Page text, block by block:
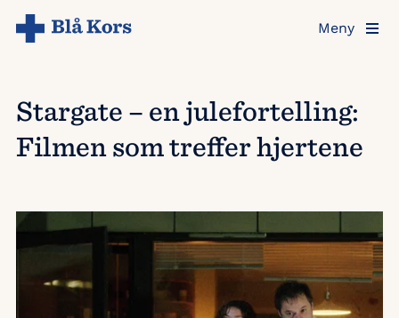
Hopp
Meny
Stargate – en julefortelling:
Filmen som treffer hjertene